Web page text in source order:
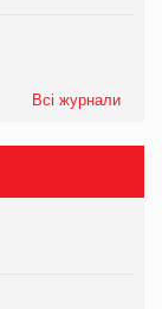
Всі журнали